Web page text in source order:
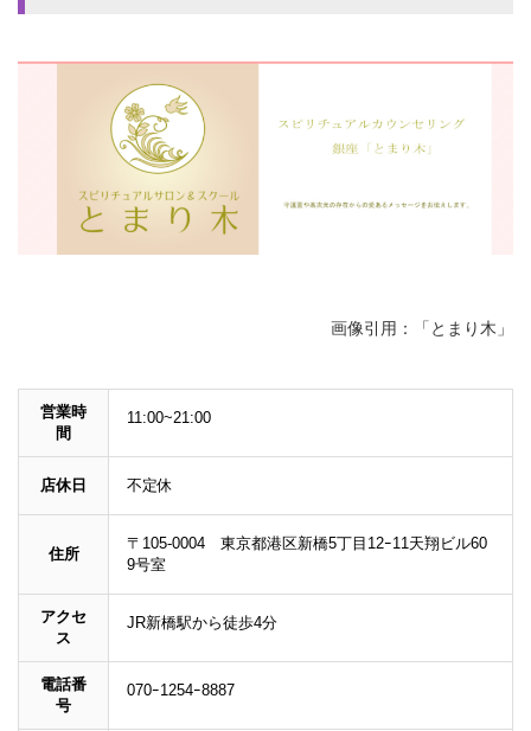
画像引用：「とまり木」
営業時
間
11:00~21:00
店休日 不定休
住所
〒105-0004 東京都港区新橋5丁目12ｰ11天翔ビル60
9号室
アクセ
ス
JR新橋駅から徒歩4分
電話番
号
070ｰ1254ｰ8887